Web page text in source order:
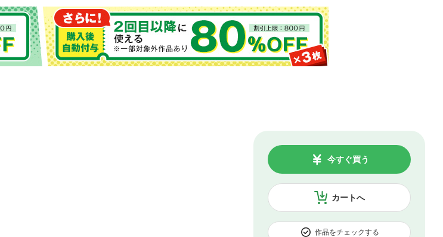
カートへ
今すぐ買う
作品をチェックする